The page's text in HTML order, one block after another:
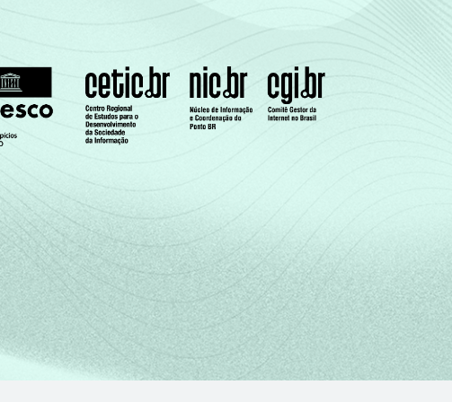
18 0 0
0
19 0
0
0 0